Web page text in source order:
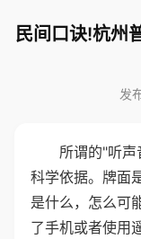
民间口诀!杭州
发
所谓的"听
科学依据。牌面
是什么，怎么可
了手机或者使用